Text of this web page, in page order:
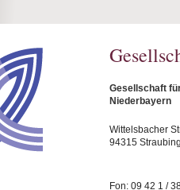
Gesellschaft
Niederbayern
Wittelsbacher
94315
Fon: 09 42 1 /